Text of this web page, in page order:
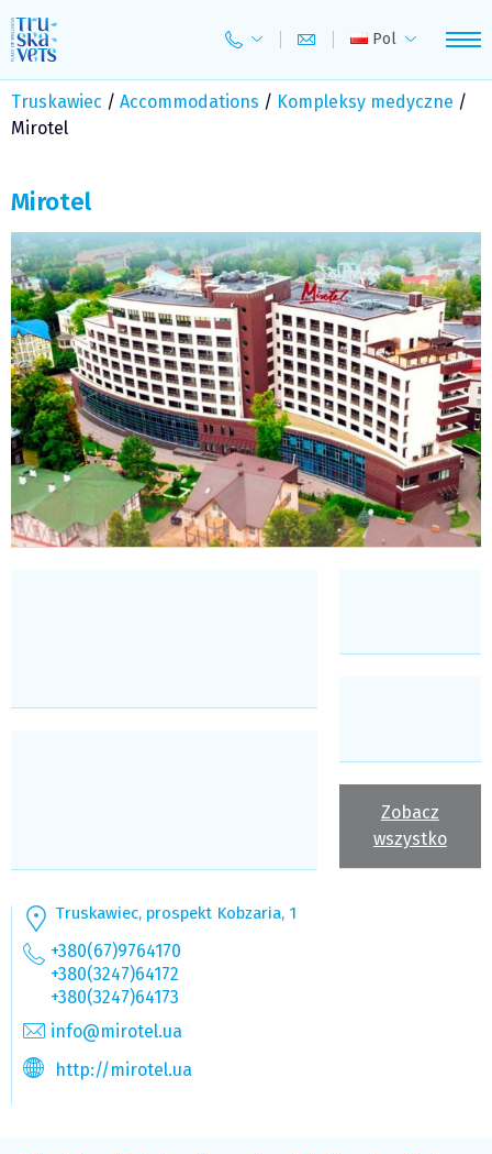
to
content
Pol
Truskawiec / Accommodations / Kompleksy medyczne /
Mirotel
Mirotel
Zobacz
wszystko
Truskawiec, prospekt Kobzaria, 1
+380(67)9764170
+380(3247)64172
+380(3247)64173
info@mirotel.ua
http://mirotel.ua